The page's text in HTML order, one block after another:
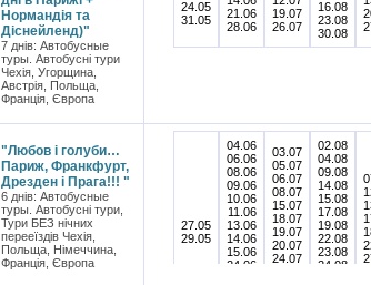
Нормандія та
Діснейленд)"
7 днів: Автобусные
туры. Автобусні тури
Чехія, Угорщина,
Австрія, Польща,
Франція, Європа
24.05
31.05
21.06
28.06
19.07
26.07
16.08
23.08
30.08
"Любов і голуби…
Париж, Франкфурт,
Дрезден і Прага!!! "
6 днів: Автобусные
туры. Автобусні тури,
Тури БЕЗ нічних
перееїздів Чехія,
Польща, Німеччина,
Франція, Європа
27.05
29.05
04.06
06.06
08.06
09.06
10.06
11.06
13.06
14.06
15.06
24.06
03.07
05.07
06.07
08.07
15.07
18.07
19.07
20.07
24.07
02.08
04.08
09.08
14.08
15.08
17.08
19.08
22.08
23.08
24.08